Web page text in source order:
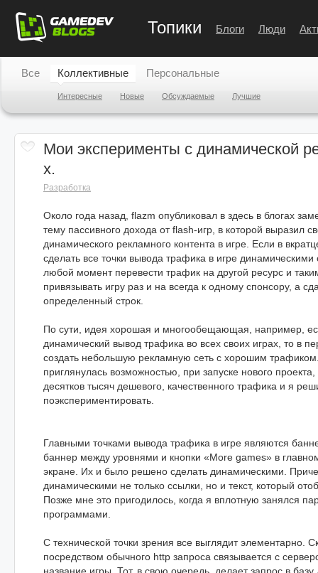
Топики Блоги Люди
Все Коллективные
Интересные Новые Обсуждаемые Лучшие
Персональные
Мои эксперименты с динамической
х.
Разработка
Около года назад, flazm опубликовал в здесь в блогах
тему пассивного дохода от flash-игр, в которой выразил
динамического рекламного контента в игре. Если в
сделать все точки вывода трафика в игре
любой момент перевести трафик на другой ресурс и
привязывать игру раз и на всегда к одному спонсору, а
определенный строк.
По сути, идея хорошая и многообещающая, например,
динамический вывод трафика во всех своих играх, то в
создать небольшую рекламную сеть с хорошим
приглянулась возможностью, при запуске нового проекта,
десятков тысяч дешевого, качественного трафика и я
поэкспериментировать.
Главными точками вывода трафика в игре являются
баннер между уровнями и кнопки «More games» в
экране. Их и было решено сделать динамическими.
динамическими не только ссылки, но и текст, который
Позже мне это пригодилось, когда я вплотную занялся
программами.
С технической точки зрения все выглядит элементарно.
посредством обычного http запроса связывается с